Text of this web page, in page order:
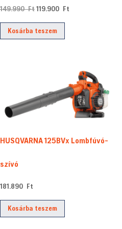
149.990FtOriginal
price
was:
119.900 Ft
Kosárba teszem
HUSQVARNA 125BVx Lombfúvó-
szívó
181.890 Ft
Kosárba teszem